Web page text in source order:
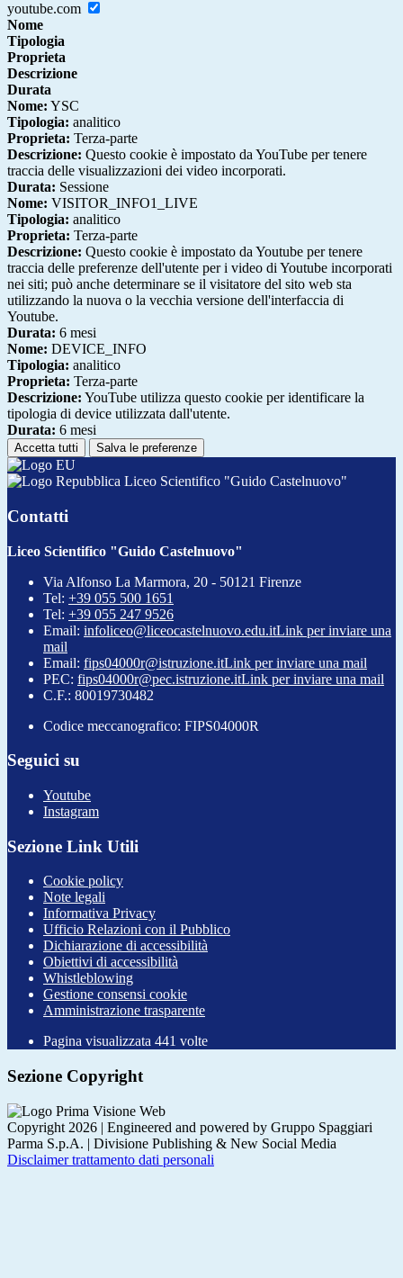
youtube.com
Nome
Tipologia
Proprieta
Descrizione
Durata
Nome: YSC
Tipologia: analitico
Proprieta: Terza-parte
Descrizione: Questo cookie è impostato da YouTube per tenere
traccia delle visualizzazioni dei video incorporati.
Durata: Sessione
Nome: VISITOR_INFO1_LIVE
Tipologia: analitico
Proprieta: Terza-parte
Descrizione: Questo cookie è impostato da Youtube per tenere
traccia delle preferenze dell'utente per i video di Youtube incorporati
nei siti; può anche determinare se il visitatore del sito web sta
utilizzando la nuova o la vecchia versione dell'interfaccia di
Youtube.
Durata: 6 mesi
Nome: DEVICE_INFO
Tipologia: analitico
Proprieta: Terza-parte
Descrizione: YouTube utilizza questo cookie per identificare la
tipologia di device utilizzata dall'utente.
Durata: 6 mesi
Accetta tutti Salva le preferenze
Liceo Scientifico "Guido Castelnuovo"
Contatti
Liceo Scientifico "Guido Castelnuovo"
Via Alfonso La Marmora, 20 - 50121 Firenze
Tel: +39 055 500 1651
Tel: +39 055 247 9526
Email: infoliceo@liceocastelnuovo.edu.itLink per inviare una
mail
Email: fips04000r@istruzione.itLink per inviare una mail
PEC: fips04000r@pec.istruzione.itLink per inviare una mail
C.F.: 80019730482
Codice meccanografico: FIPS04000R
Seguici su
Youtube
Instagram
Sezione Link Utili
Cookie policy
Note legali
Informativa Privacy
Ufficio Relazioni con il Pubblico
Dichiarazione di accessibilità
Obiettivi di accessibilità
Whistleblowing
Gestione consensi cookie
Amministrazione trasparente
Pagina visualizzata 441 volte
Sezione Copyright
Copyright 2026 | Engineered and powered by Gruppo Spaggiari
Parma S.p.A. | Divisione Publishing & New Social Media
Disclaimer trattamento dati personali